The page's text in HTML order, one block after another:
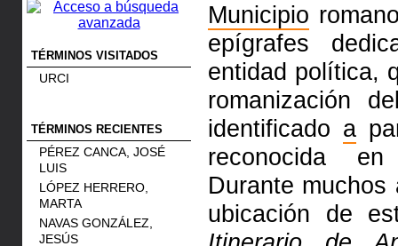
TÉRMINOS VISITADOS
URCI
TÉRMINOS RECIENTES
PÉREZ CANCA, JOSÉ
LUIS
LÓPEZ HERRERO,
MARTA
NAVAS GONZÁLEZ,
JESÚS
Municipio
epígrafes
entidad política,
romanización
identificado a
reconocida en
Durante
ubicación de